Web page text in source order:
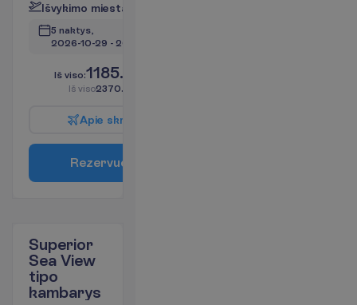
Išvykimo miesta
5 naktys,
2026-10-29 - 2026-11-03
Iš viso:1185.00
Iš viso2370.00
Apie skr
Rezervuo
Superior
Sea View
tipo
kambarys